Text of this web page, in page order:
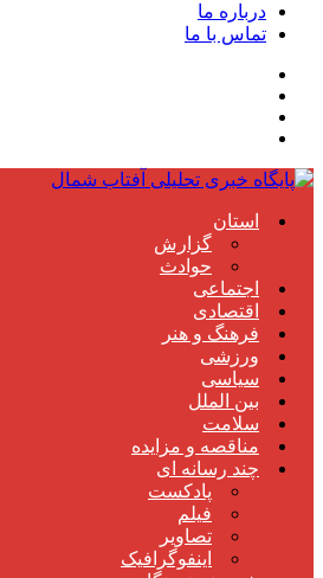
درباره ما
تماس با ما
استان
گزارش
حوادث
اجتماعی
اقتصادی
فرهنگ و هنر
ورزشی
سیاسی
بین الملل
سلامت
مناقصه و مزایده
چند رسانه ای
پادکست
فیلم
تصاویر
اینفوگرافیک